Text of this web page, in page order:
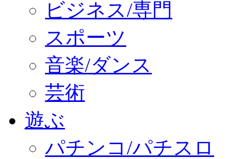
ビジネス/専門
スポーツ
音楽/ダンス
芸術
遊ぶ
パチンコ/パチスロ